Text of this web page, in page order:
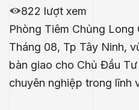
822 lượt xem
Phòng Tiêm Chủng Long
Tháng 08, Tp Tây Ninh,
bàn giao cho Chủ Đầu
chuyên nghiệp trong lĩnh